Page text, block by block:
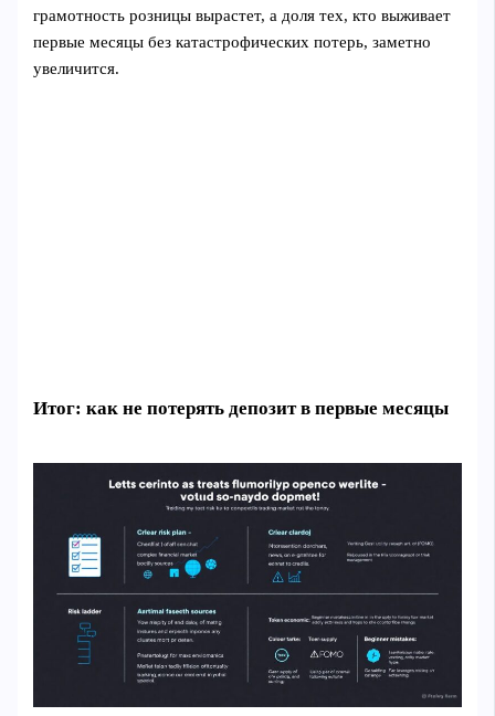
грамотность розницы вырастет, а доля тех, кто выживает
первые месяцы без катастрофических потерь, заметно
увеличится.
Итог: как не потерять депозит в первые месяцы